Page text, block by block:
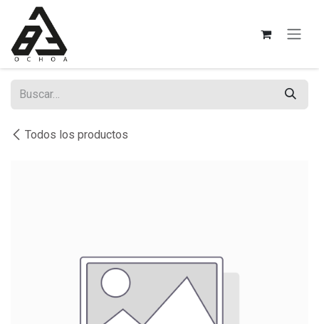
Ir al contenido
Todos los productos